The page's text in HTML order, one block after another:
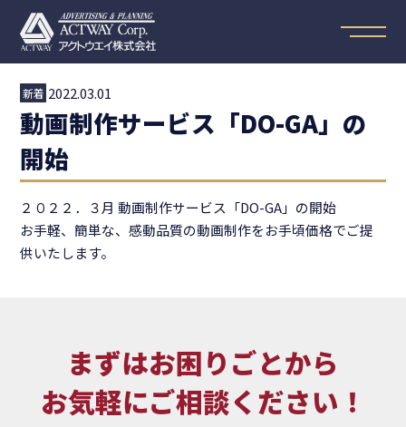
新着 2022.03.01
動画制作サービス「DO-GA」の
開始
２０２２．３月 動画制作サービス「DO-GA」の開始
お手軽、簡単な、感動品質の動画制作をお手頃価格でご提
供いたします。
まずはお困りごとから
お気軽にご相談ください！